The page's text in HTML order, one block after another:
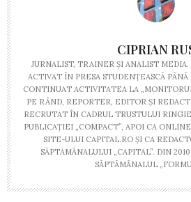
CIPRIAN
JURNALIST, TRAINER ŞI ANALIST
ACTIVAT ÎN PRESA STUDENŢEASCĂ
CONTINUAT ACTIVITATEA LA
PE RÂND, REPORTER, EDITOR ŞI
RECRUTAT ÎN CADRUL TRUSTULUI
PUBLICAŢIEI „COMPACT”, APOI CA
SITE-ULUI CAPITAL.RO ŞI CA
SĂPTĂMÂNALULUI „CAPITAL”. DIN
SĂPTĂMÂNALUL